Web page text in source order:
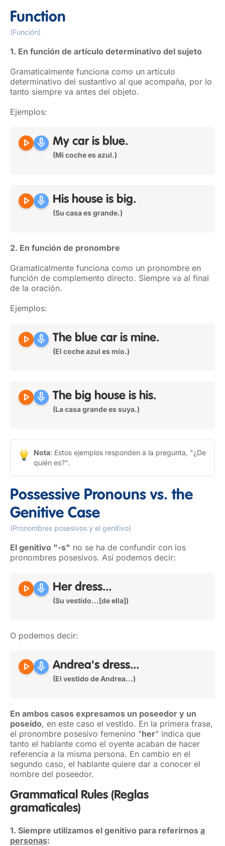
Function
(Función)
1. En función de artículo determinativo del sujeto
Gramaticalmente funciona como un artículo
determinativo del sustantivo al que acompaña, por lo
tanto siempre va antes del objeto.
Ejemplos:
play_arrow mic My car is blue.
(Mi coche es azul.)
play_arrow mic His house is big.
(Su casa es grande.)
2. En función de pronombre
Gramaticalmente funciona como un pronombre en
función de complemento directo. Siempre va al final
de la oración.
Ejemplos:
play_arrow mic The blue car is mine.
(El coche azul es mío.)
play_arrow mic The big house is his.
(La casa grande es suya.)
Nota: Estos ejemplos responden a la pregunta, "¿De
quién es?".
Possessive Pronouns vs. the
Genitive Case
(Pronombres posesivos y el genitivo)
El genitivo "-s" no se ha de confundir con los
pronombres posesivos. Así podemos decir:
play_arrow mic Herdress...
(Su vestido...[de ella])
O podemos decir:
play_arrow mic Andrea's dress...
(El vestido de Andrea...)
En ambos casos expresamos un poseedor y un
poseído, en este caso el vestido. En la primera frase,
el pronombre posesivo femenino "her" indica que
tanto el hablante como el oyente acaban de hacer
referencia a la misma persona. En cambio en el
segundo caso, el hablante quiere dar a conocer el
nombre del poseedor.
Grammatical Rules (Reglas
gramaticales)
1. Siempre utilizamos el genitivo para referirnos a
personas: